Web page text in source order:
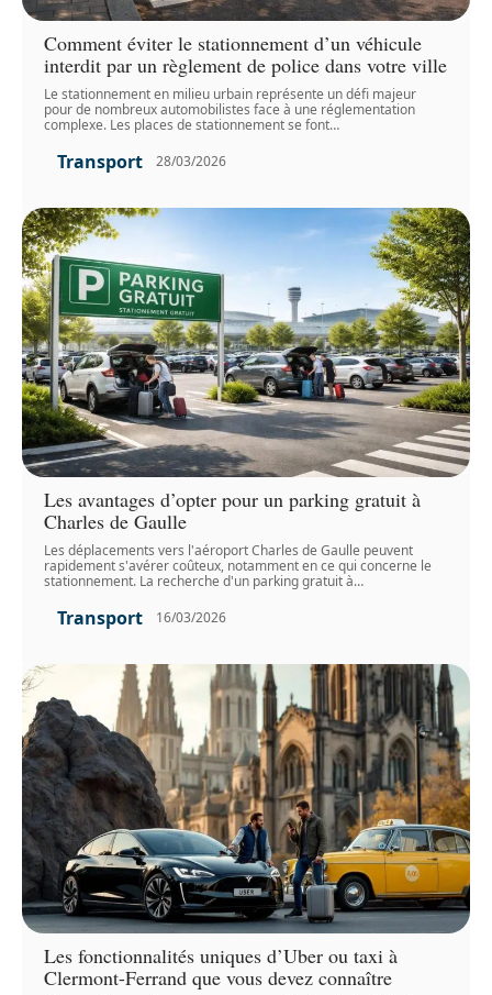
Comment éviter le stationnement d’un véhicule
interdit par un règlement de police dans votre ville
Le stationnement en milieu urbain représente un défi majeur
pour de nombreux automobilistes face à une réglementation
complexe. Les places de stationnement se font…
Transport 28/03/2026
Les avantages d’opter pour un parking gratuit à
Charles de Gaulle
Les déplacements vers l'aéroport Charles de Gaulle peuvent
rapidement s'avérer coûteux, notamment en ce qui concerne le
stationnement. La recherche d'un parking gratuit à…
Transport 16/03/2026
Les fonctionnalités uniques d’Uber ou taxi à
Clermont-Ferrand que vous devez connaître